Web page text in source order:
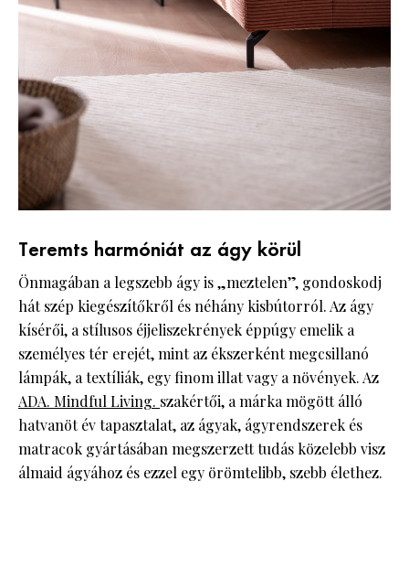
Teremts harmóniát az ágy körül
Önmagában a legszebb ágy is „meztelen”, gondoskodj
hát szép kiegészítőkről és néhány kisbútorról. Az ágy
kísérői, a stílusos éjjeliszekrények éppúgy emelik a
személyes tér erejét, mint az ékszerként megcsillanó
lámpák, a textíliák, egy finom illat vagy a növények. Az
ADA. Mindful Living. szakértői, a márka mögött álló
hatvanöt év tapasztalat, az ágyak, ágyrendszerek és
matracok gyártásában megszerzett tudás közelebb visz
álmaid ágyához és ezzel egy örömtelibb, szebb élethez.